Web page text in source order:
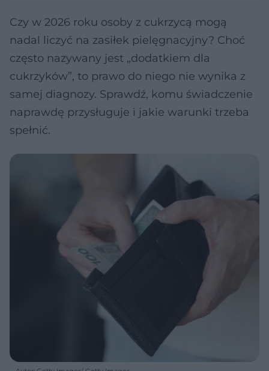
Czy w 2026 roku osoby z cukrzycą mogą
nadal liczyć na zasiłek pielęgnacyjny? Choć
często nazywany jest „dodatkiem dla
cukrzyków”, to prawo do niego nie wynika z
samej diagnozy. Sprawdź, komu świadczenie
naprawdę przysługuje i jakie warunki trzeba
spełnić.